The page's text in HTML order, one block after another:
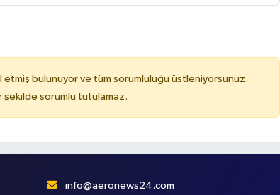
etmiş bulunuyor ve tüm sorumluluğu üstleniyorsunuz.
şekilde sorumlu tutulamaz.
info@aeronews24.com